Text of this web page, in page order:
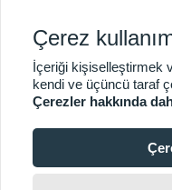
Gönder
DAHA FAZLA HIZMET
Çerez
İçeriği kişiselleştirmek
kendi ve üçüncü taraf
Çerezler hakkında